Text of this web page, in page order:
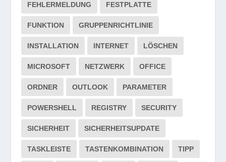
FEHLERMELDUNG FESTPLATTE
FUNKTION GRUPPENRICHTLINIE
INSTALLATION INTERNET LÖSCHEN
MICROSOFT NETZWERK OFFICE
ORDNER OUTLOOK PARAMETER
POWERSHELL REGISTRY SECURITY
SICHERHEIT SICHERHEITSUPDATE
TASKLEISTE TASTENKOMBINATION TIPP